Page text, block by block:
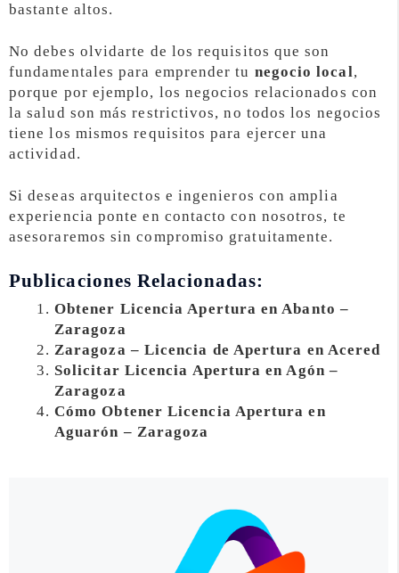
bastante altos.
No debes olvidarte de los requisitos que son
fundamentales para emprender tu negocio local,
porque por ejemplo, los negocios relacionados con
la salud son más restrictivos, no todos los negocios
tiene los mismos requisitos para ejercer una
actividad.
Si deseas arquitectos e ingenieros con amplia
experiencia ponte en contacto con nosotros, te
asesoraremos sin compromiso gratuitamente.
Publicaciones Relacionadas:
Obtener Licencia Apertura en Abanto –
Zaragoza
Zaragoza – Licencia de Apertura en Acered
Solicitar Licencia Apertura en Agón –
Zaragoza
Cómo Obtener Licencia Apertura en
Aguarón – Zaragoza